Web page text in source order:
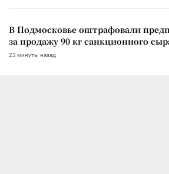
В Подмосковье оштрафовали
за продажу 90 кг санкционного
23 минуты назад